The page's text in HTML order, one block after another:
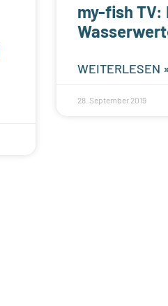
my-fish
WEITERLESEN
28. September 2019